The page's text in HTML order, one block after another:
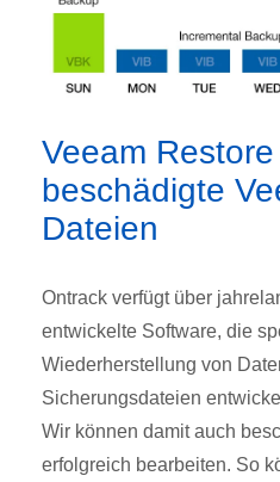
Veeam
beschädigte
Dateien
Ontrack verfügt über
entwickelte Software, die
Wiederherstellung von
Sicherungsdateien
Wir können damit auch
erfolgreich bearbeiten. So